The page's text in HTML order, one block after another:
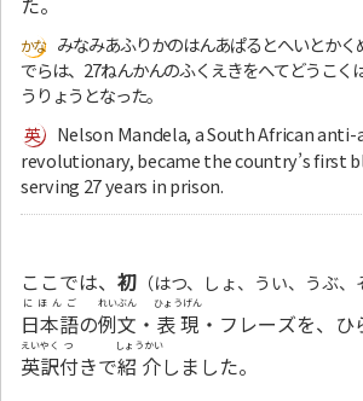
みなみあふりかのはんあぱるとへいとか
でらは、27ねんかんのふくえきをへてどうこく
うりょうとなった。
Nelson Mandela, a South African
revolutionary, became the country’s first
serving 27 years in prison.
ここでは、 初 （はつ、しょ、うい、うぶ、
日本語
にほんご
の例文
れいぶん
・ 表現
ひょうげん
・フレーズを、ひ
英訳
えいやく
付
つ
きで紹介
しょうかい
しました。